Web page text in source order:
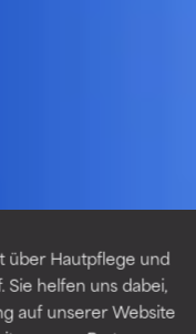
über Hautpflege und
helfen uns dabei,
auf unserer Website